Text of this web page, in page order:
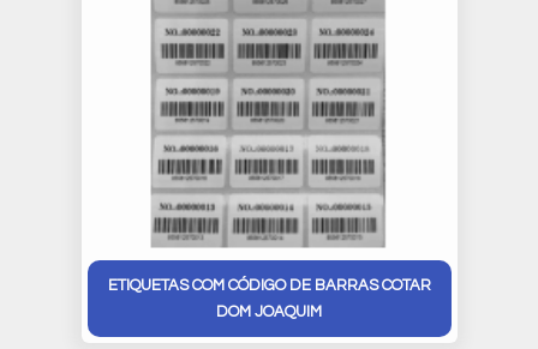
ETIQUETAS COM CÓDIGO DE BARRAS COTAR
DOM JOAQUIM